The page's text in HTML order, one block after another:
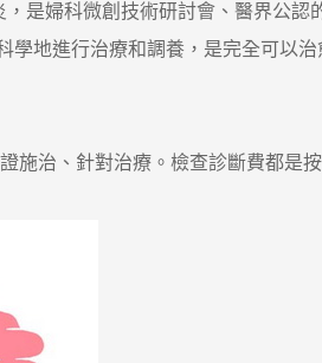
是婦科微創技術研討會、醫界公認
地進行治療和調養，是完全可以治
治、針對治療。檢查診斷費都是按